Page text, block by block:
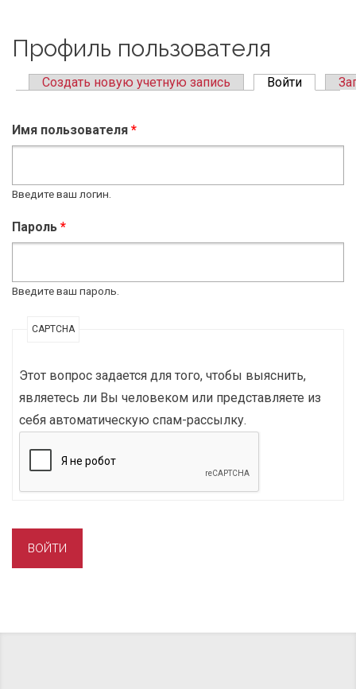
Профиль пользователя
Создать новую учетную запись Войти (active
Имя пользователя *
Введите ваш логин.
Пароль *
Введите ваш пароль.
CAPTCHA
Этот вопрос задается для того, чтобы выяснить,
являетесь ли Вы человеком или представляете из
себя автоматическую спам-рассылку.